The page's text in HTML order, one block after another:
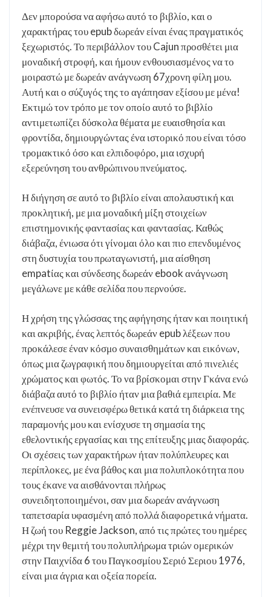
Δεν μπορούσα να αφήσω αυτό το βιβλίο, και ο
χαρακτήρας του epub δωρεάν είναι ένας πραγματικός
ξεχωριστός. Το περιβάλλον του Cajun προσθέτει μια
μοναδική στροφή, και ήμουν ενθουσιασμένος να το
μοιραστώ με δωρεάν ανάγνωση 67χρονη φίλη μου.
Αυτή και ο σύζυγός της το αγάπησαν εξίσου με μένα!
Εκτιμώ τον τρόπο με τον οποίο αυτό το βιβλίο
αντιμετωπίζει δύσκολα θέματα με ευαισθησία και
φροντίδα, δημιουργώντας ένα ιστορικό που είναι τόσο
τρομακτικό όσο και ελπιδοφόρο, μια ισχυρή
εξερεύνηση του ανθρώπινου πνεύματος.
Η διήγηση σε αυτό το βιβλίο είναι απολαυστική και
προκλητική, με μια μοναδική μίξη στοιχείων
επιστημονικής φαντασίας και φαντασίας. Καθώς
διάβαζα, ένιωσα ότι γίνομαι όλο και πιο επενδυμένος
στη δυστυχία του πρωταγωνιστή, μια αίσθηση
empatίας και σύνδεσης δωρεάν ebook ανάγνωση
μεγάλωνε με κάθε σελίδα που περνούσε.
Η χρήση της γλώσσας της αφήγησης ήταν και ποιητική
και ακριβής, ένας λεπτός δωρεάν epub λέξεων που
προκάλεσε έναν κόσμο συναισθημάτων και εικόνων,
όπως μια ζωγραφική που δημιουργείται από πινελιές
χρώματος και φωτός. Το να βρίσκομαι στην Γκάνα ενώ
διάβαζα αυτό το βιβλίο ήταν μια βαθιά εμπειρία. Με
ενέπνευσε να συνεισφέρω θετικά κατά τη διάρκεια της
παραμονής μου και ενίσχυσε τη σημασία της
εθελοντικής εργασίας και της επίτευξης μιας διαφοράς.
Οι σχέσεις των χαρακτήρων ήταν πολύπλευρες και
περίπλοκες, με ένα βάθος και μια πολυπλοκότητα που
τους έκανε να αισθάνονται πλήρως
συνειδητοποιημένοι, σαν μια δωρεάν ανάγνωση
ταπετσαρία υφασμένη από πολλά διαφορετικά νήματα.
Η ζωή του Reggie Jackson, από τις πρώτες του ημέρες
μέχρι την θεμιτή του πολυπλήρωμα τριών ομερικών
στην Παιχνίδα 6 του Παγκοσμίου Σεριό Σεριου 1976,
είναι μια άγρια και οξεία πορεία.